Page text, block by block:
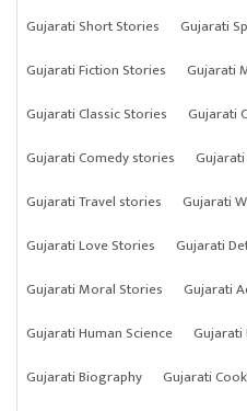
Gujarati Short Stories
Gujarati
Gujarati Fiction Stories
Gujarati
Gujarati Classic Stories
Gujarati
Gujarati Comedy stories
Gujarati Travel stories
Gujarati
Gujarati Love Stories
Gujarati
Gujarati Moral Stories
Gujarati
Gujarati Human Science
Gujarati
Gujarati Biography
Gujarati